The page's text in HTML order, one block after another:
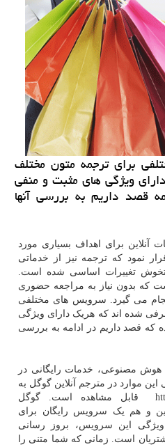
برای ترجمه متون مختلف
ویژگی های مثبت و منفی
قصد داریم به بررسی آنها
آنلاین برای اهداف بسیاری مورد
نمود که ترجمه نیز از خدماتی
تغییرات اساسی شده است.
که بدون نیاز به مراجعه حضوری
می گیرد. سرویس های مختلفی
شده اند که هریک دارای ویژگی
که قصد داریم در ادامه به بررسی
هوش مصنوعی، خدمات رایگانی در
موارد در مترجم آنلاین گوگل به
قابل مشاهده است. گوگل
و هم یک سرویس رایگان برای
این سرویس، بروز رسانی
است. زمانی که شما متنی را